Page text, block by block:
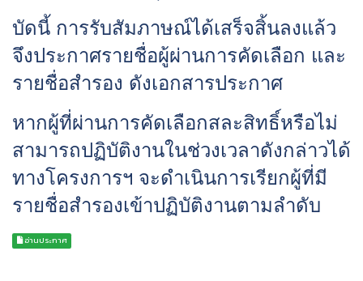
บัดนี้ การรับสัมภาษณ์ได้เสร็จสิ้นลงแล้ว
จึงประกาศรายชื่อผู้ผ่านการคัดเลือก และ
รายชื่อสำรอง ดังเอกสารประกาศ
หากผู้ที่ผ่านการคัดเลือกสละสิทธิ์หรือไม่
สามารถปฏิบัติงานในช่วงเวลาดังกล่าวได้
ทางโครงการฯ จะดำเนินการเรียกผู้ที่มี
รายชื่อสำรองเข้าปฏิบัติงานตามลำดับ
อ่านประกาศ